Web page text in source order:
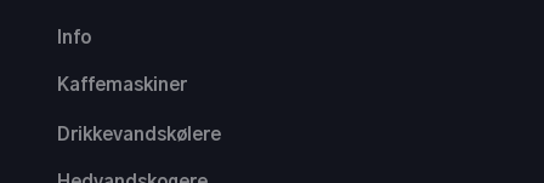
Info
Kaffemaskiner
Drikkevandskølere